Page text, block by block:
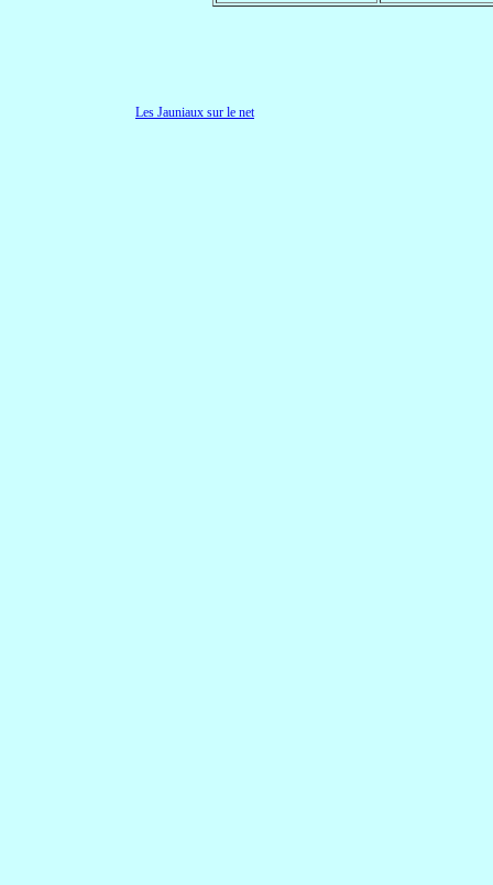
Les Jauniaux sur le net